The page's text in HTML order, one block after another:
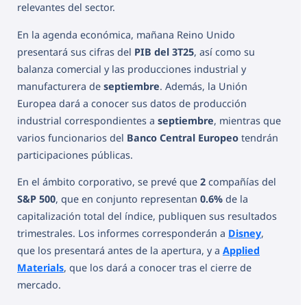
relevantes del sector.
En la agenda económica, mañana Reino Unido
presentará sus cifras del PIB del 3T25, así como su
balanza comercial y las producciones industrial y
manufacturera de septiembre. Además, la Unión
Europea dará a conocer sus datos de producción
industrial correspondientes a septiembre, mientras que
varios funcionarios del Banco Central Europeo tendrán
participaciones públicas.
En el ámbito corporativo, se prevé que 2 compañías del
S&P 500, que en conjunto representan 0.6% de la
capitalización total del índice, publiquen sus resultados
trimestrales. Los informes corresponderán a Disney,
que los presentará antes de la apertura, y a Applied
Materials, que los dará a conocer tras el cierre de
mercado.